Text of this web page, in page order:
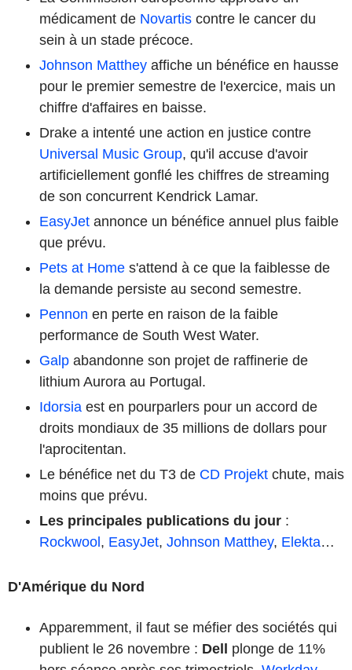
médicament de Novartis contre le cancer du
sein à un stade précoce.
Johnson Matthey affiche un bénéfice en hausse
pour le premier semestre de l'exercice, mais un
chiffre d'affaires en baisse.
Drake a intenté une action en justice contre
Universal Music Group, qu'il accuse d'avoir
artificiellement gonflé les chiffres de streaming
de son concurrent Kendrick Lamar.
EasyJet annonce un bénéfice annuel plus faible
que prévu.
Pets at Home s'attend à ce que la faiblesse de
la demande persiste au second semestre.
Pennon en perte en raison de la faible
performance de South West Water.
Galp abandonne son projet de raffinerie de
lithium Aurora au Portugal.
Idorsia est en pourparlers pour un accord de
droits mondiaux de 35 millions de dollars pour
l'aprocitentan.
Le bénéfice net du T3 de CD Projekt chute, mais
moins que prévu.
Les principales publications du jour :
Rockwool, EasyJet, Johnson Matthey, Elekta…
D'Amérique du Nord
Apparemment, il faut se méfier des sociétés qui
publient le 26 novembre : Dell plonge de 11%